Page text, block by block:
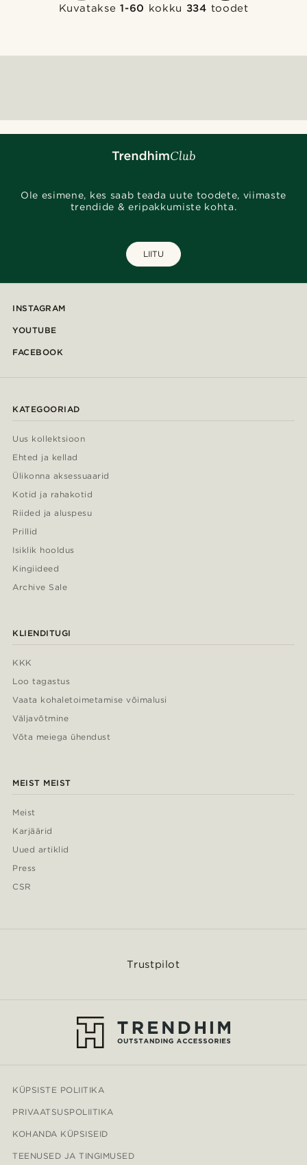
Kuvatakse1-60 kokku 334 toodet
Ole esimene, kes saab teada uute toodete, viimaste
trendide & eripakkumiste kohta.
LIITU
INSTAGRAM
YOUTUBE
FACEBOOK
KATEGOORIAD
Uus kollektsioon
Ehted ja kellad
Ülikonna aksessuaarid
Kotid ja rahakotid
Riided ja aluspesu
Prillid
Isiklik hooldus
Kingiideed
Archive Sale
KLIENDITUGI
KKK
Loo tagastus
Vaata kohaletoimetamise võimalusi
Väljavõtmine
Võta meiega ühendust
MEIST MEIST
Meist
Karjäärid
Uued artiklid
Press
CSR
Trustpilot
KÜPSISTE POLIITIKA
PRIVAATSUSPOLIITIKA
KOHANDA KÜPSISEID
TEENUSED JA TINGIMUSED